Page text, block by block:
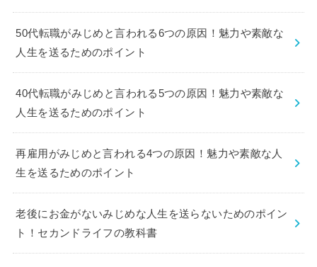
50代転職がみじめと言われる6つの原因！魅力や素敵な
人生を送るためのポイント
40代転職がみじめと言われる5つの原因！魅力や素敵な
人生を送るためのポイント
再雇用がみじめと言われる4つの原因！魅力や素敵な人
生を送るためのポイント
老後にお金がないみじめな人生を送らないためのポイン
ト！セカンドライフの教科書